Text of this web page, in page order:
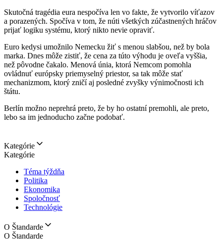
Skutočná tragédia eura nespočíva len vo fakte, že vytvorilo víťazov
a porazených. Spočíva v tom, že núti všetkých zúčastnených hráčov
prijať logiku systému, ktorý nikto nevie opraviť.
Euro kedysi umožnilo Nemecku žiť s menou slabšou, než by bola
marka. Dnes môže zistiť, že cena za túto výhodu je oveľa vyššia,
než pôvodne čakalo. Menová únia, ktorá Nemcom pomohla
ovládnuť európsky priemyselný priestor, sa tak môže stať
mechanizmom, ktorý zničí aj posledné zvyšky výnimočnosti ich
štátu.
Berlín možno neprehrá preto, že by ho ostatní premohli, ale preto,
lebo sa im jednoducho začne podobať.
Kategórie
Kategórie
Téma týždňa
Politika
Ekonomika
Spoločnosť
Technológie
O Štandarde
O Štandarde